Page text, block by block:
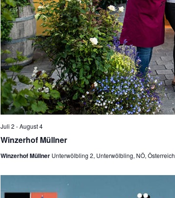
Winzerhof Müllner
Juli 2 -August 4
Winzerhof Müllner Unterwölbling 2, Unterwölbling, NÖ, Österreich